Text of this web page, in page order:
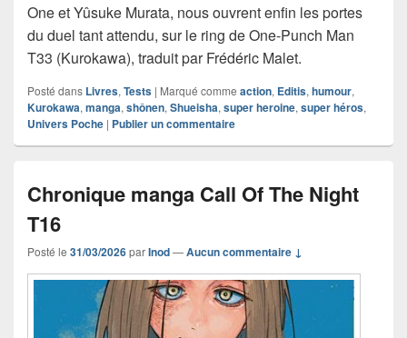
One et Yûsuke Murata, nous ouvrent enfin les portes
du duel tant attendu, sur le ring de One-Punch Man
T33 (Kurokawa), traduit par Frédéric Malet.
Posté dans Livres, Tests | Marqué comme action, Editis, humour,
Kurokawa, manga, shônen, Shueisha, super heroine, super héros,
Univers Poche | Publier un commentaire
Chronique manga Call Of The Night
T16
Posté le 31/03/2026parInod—Aucun commentaire ↓